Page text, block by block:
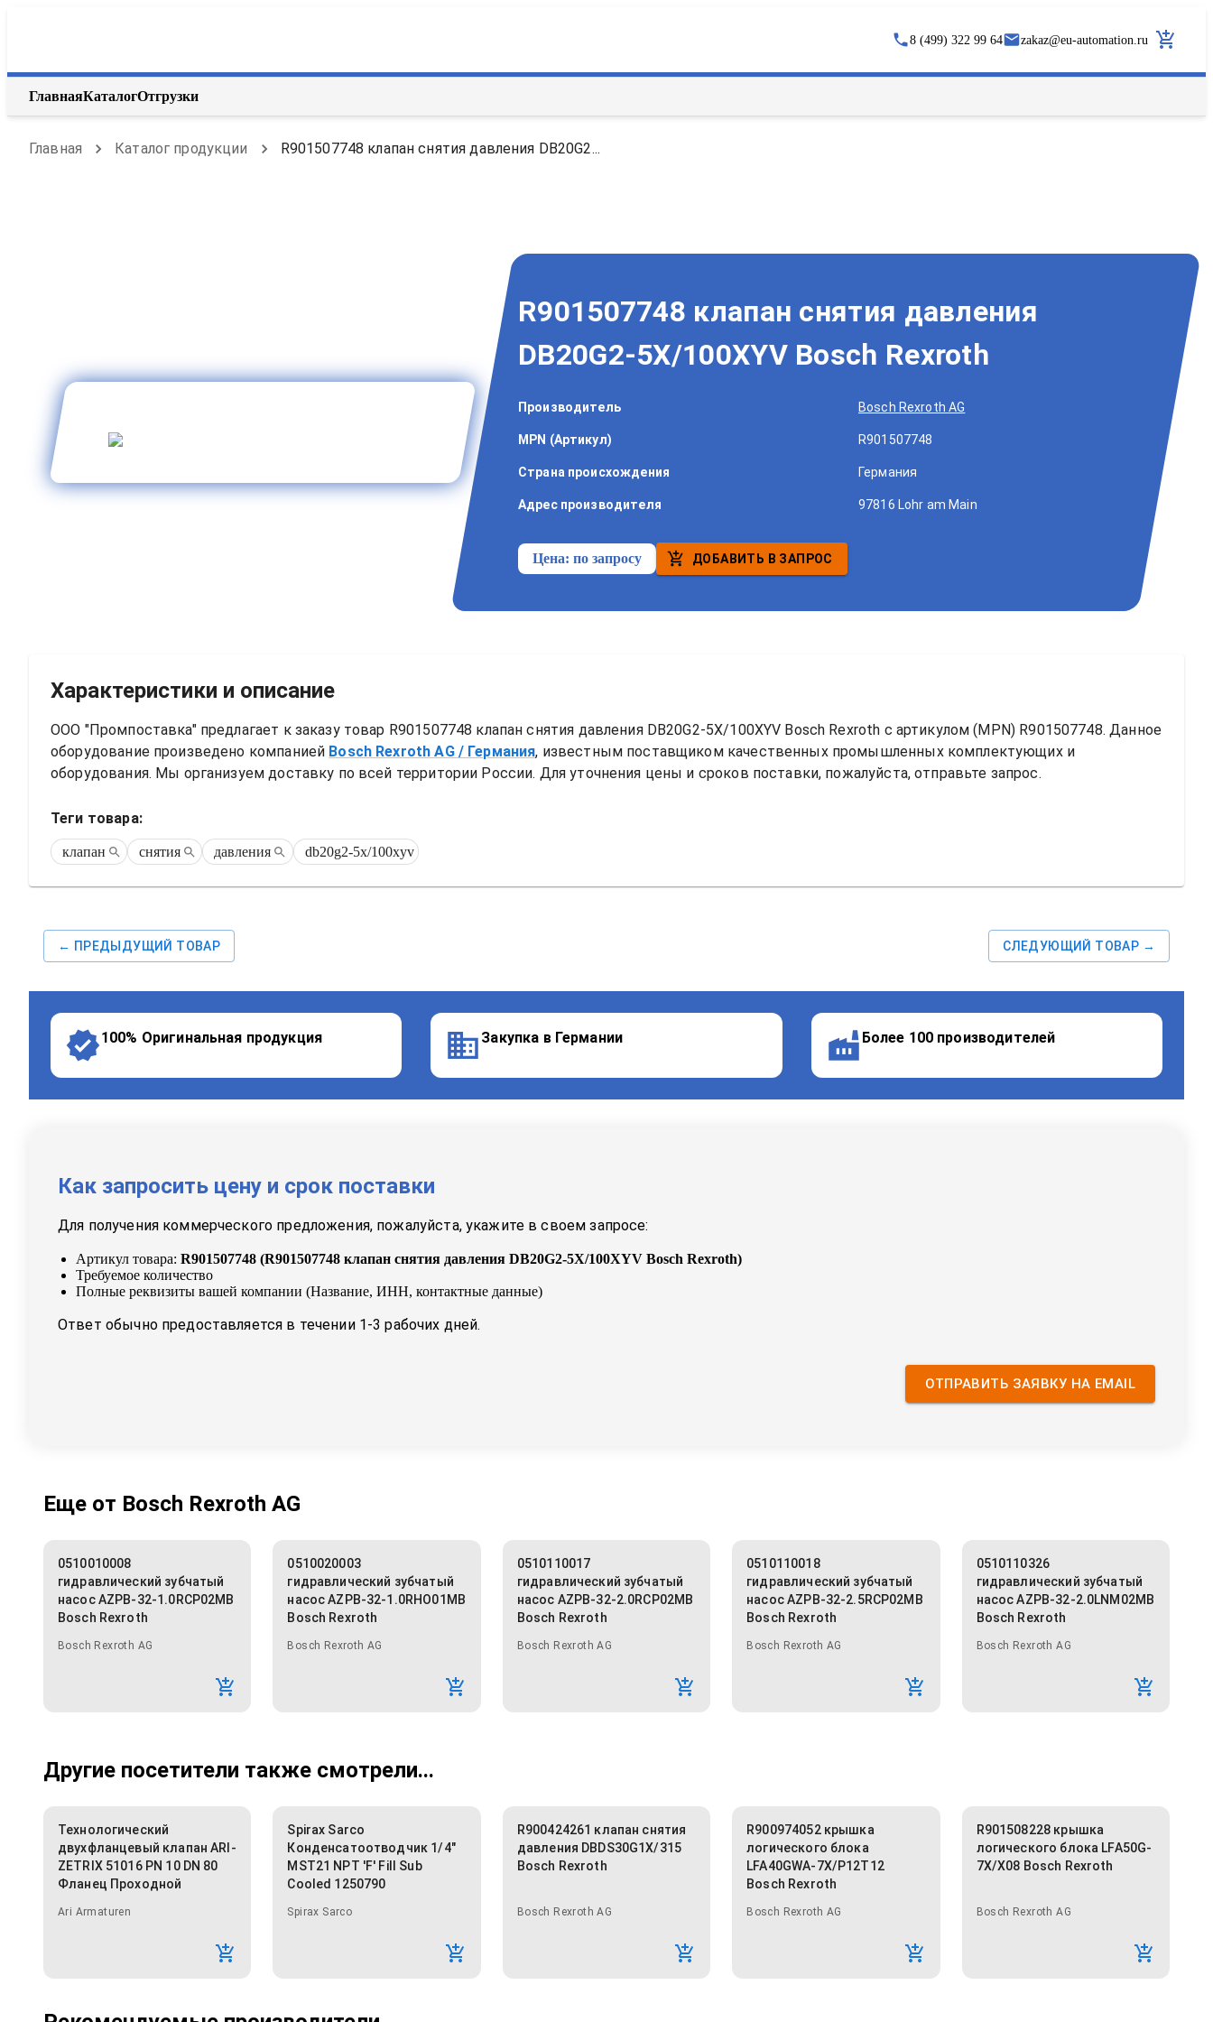
8 (499) 322 99 64 zakaz@eu-automation.ru
ГлавнаяКаталогОтгрузки
Главная Каталог продукции R901507748 клапан снятия давления DB20G2...
R901507748 клапан снятия давления
DB20G2-5X/100XYV Bosch Rexroth
Производитель Bosch Rexroth AG
MPN (Артикул) R901507748
Страна происхождения Германия
Адрес производителя 97816 Lohr am Main
Цена:по запросу ДОБАВИТЬ В ЗАПРОС
Характеристики и описание
ООО "Промпоставка" предлагает к заказу товар R901507748 клапан снятия давления DB20G2-5X/100XYV Bosch Rexroth с артикулом (MPN) R901507748. Данное
оборудование произведено компанией Bosch Rexroth AG / Германия, известным поставщиком качественных промышленных комплектующих и
оборудования. Мы организуем доставку по всей территории России. Для уточнения цены и сроков поставки, пожалуйста, отправьте запрос.
Теги товара:
клапан снятия давления db20g2-5x/100xyv
← ПРЕДЫДУЩИЙ ТОВАР СЛЕДУЮЩИЙ ТОВАР →
100% Оригинальная продукция Закупка в Германии Более 100 производителей
Как запросить цену и срок поставки
Для получения коммерческого предложения, пожалуйста, укажите в своем запросе:
Артикул товара: R901507748 (R901507748 клапан снятия давления DB20G2-5X/100XYV Bosch Rexroth)
Требуемое количество
Полные реквизиты вашей компании (Название, ИНН, контактные данные)
Ответ обычно предоставляется в течении 1-3 рабочих дней.
ОТПРАВИТЬ ЗАЯВКУ НА EMAIL
Еще от Bosch Rexroth AG
0510010008
гидравлический зубчатый
насос AZPB-32-1.0RCP02MB
Bosch Rexroth
Bosch Rexroth AG
0510020003
гидравлический зубчатый
насос AZPB-32-1.0RHO01MB
Bosch Rexroth
Bosch Rexroth AG
0510110017
гидравлический зубчатый
насос AZPB-32-2.0RCP02MB
Bosch Rexroth
Bosch Rexroth AG
0510110018
гидравлический зубчатый
насос AZPB-32-2.5RCP02MB
Bosch Rexroth
Bosch Rexroth AG
0510110326
гидравлический зубчатый
насос AZPB-32-2.0LNM02MB
Bosch Rexroth
Bosch Rexroth AG
Другие посетители также смотрели...
Технологический
двухфланцевый клапан ARI-
ZETRIX 51016 PN 10 DN 80
Фланец Проходной
Ari Armaturen
Spirax Sarco
Конденсатоотводчик 1/4"
MST21 NPT 'F' Fill Sub
Cooled 1250790
Spirax Sarco
R900424261 клапан снятия
давления DBDS30G1X/315
Bosch Rexroth
Bosch Rexroth AG
R900974052 крышка
логического блока
LFA40GWA-7X/P12T12
Bosch Rexroth
Bosch Rexroth AG
R901508228 крышка
логического блока LFA50G-
7X/X08 Bosch Rexroth
Bosch Rexroth AG